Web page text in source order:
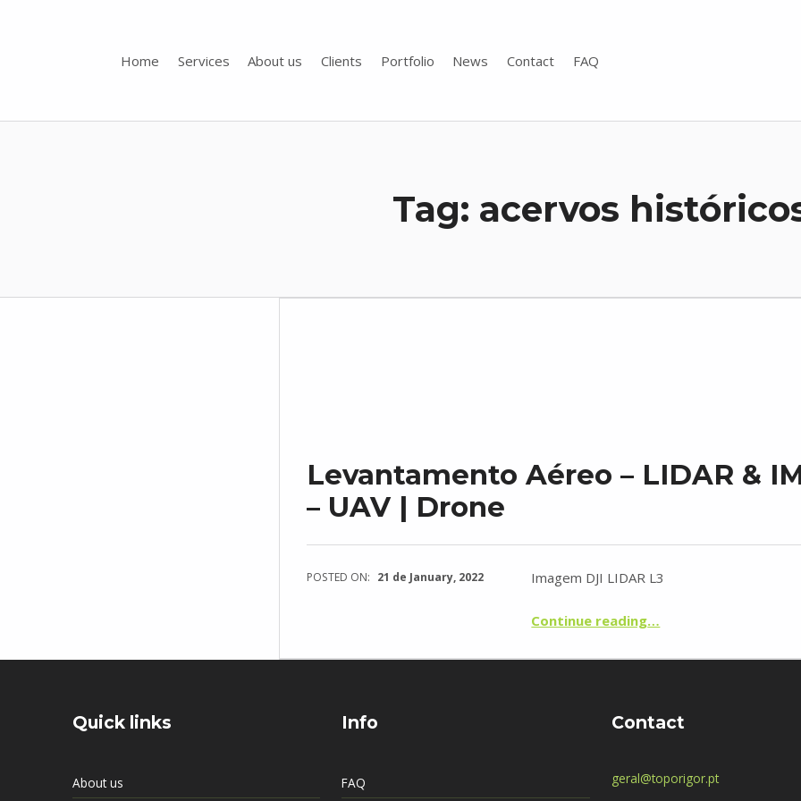
LASER SCANNING 3D, GEOCIÊNCIAS, TOPOGRAFIA, ENGENHARIA, PROJETO
Home Services About us Clients Portfolio News Contact FAQ
Tag: acervos
Levantamento Aéreo – LIDAR &
– UAV | Drone
POSTED ON: 21 de January, 2022 Imagem DJI LIDAR L3
Continue reading“Levantamento Aéreo – LIDAR & IMAGEM – UAV | Drone”
…
Quick links
About us
Info
FAQ
Contact
geral@toporigor.pt